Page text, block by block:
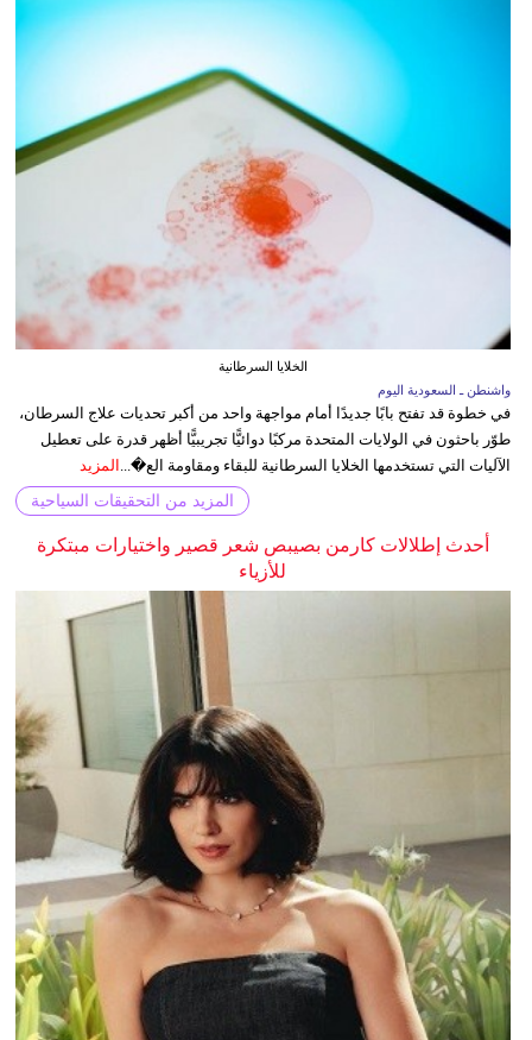
الخلايا السرطانية
واشنطن ـ السعودية اليوم
في خطوة قد تفتح بابًا جديدًا أمام مواجهة واحد من أكبر تحديات علاج السرطان،
طوّر باحثون في الولايات المتحدة مركبًا دوائيًّا تجريبيًّا أظهر قدرة على تعطيل
الآليات التي تستخدمها الخلايا السرطانية للبقاء ومقاومة الع�...
المزيد
المزيد من التحقيقات السياحية
أحدث إطلالات كارمن بصيبص شعر قصير واختيارات مبتكرة
للأزياء